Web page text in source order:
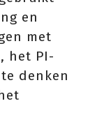
en
met
het PI-
denken